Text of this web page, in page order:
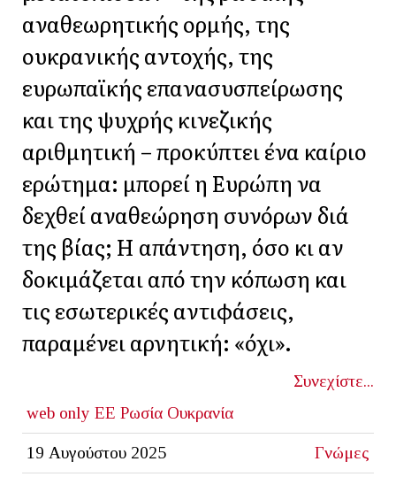
αναθεωρητικής ορμής, της
ουκρανικής αντοχής, της
ευρωπαϊκής επανασυσπείρωσης
και της ψυχρής κινεζικής
αριθμητική – προκύπτει ένα καίριο
ερώτημα: μπορεί η Ευρώπη να
δεχθεί αναθεώρηση συνόρων διά
της βίας; Η απάντηση, όσο κι αν
δοκιμάζεται από την κόπωση και
τις εσωτερικές αντιφάσεις,
παραμένει αρνητική: «όχι».
Συνεχίστε...
web only ΕΕ Ρωσία Ουκρανία
19 Αυγούστου 2025 Γνώμες